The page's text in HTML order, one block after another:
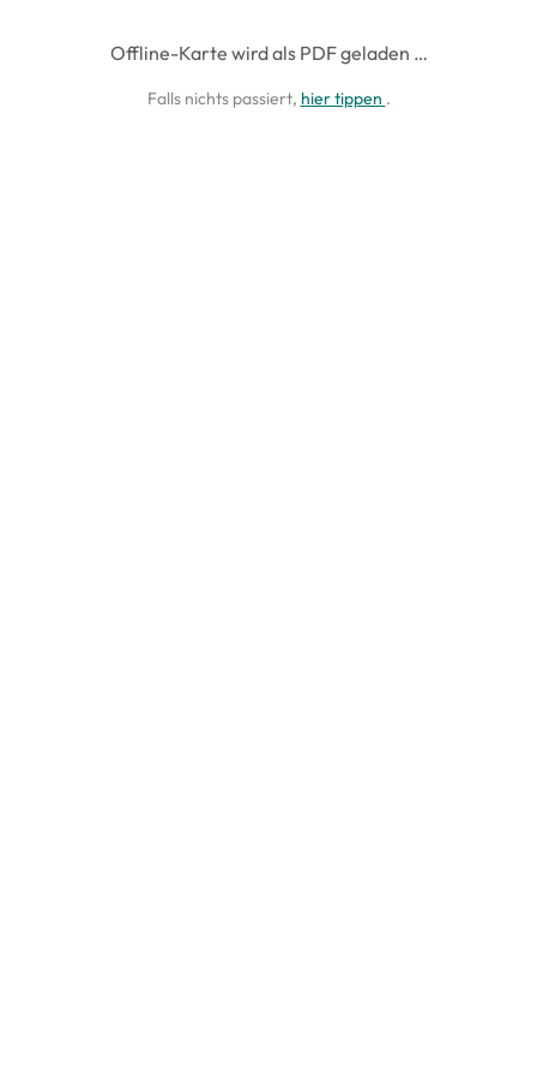
Offline-Karte wird als PDF geladen …
Falls nichts passiert, hier tippen .